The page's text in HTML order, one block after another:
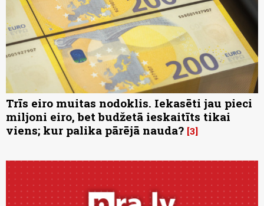
Trīs eiro muitas nodoklis. Iekasēti jau pieci
miljoni eiro, bet budžetā ieskaitīts tikai
viens; kur palika pārējā nauda? 3